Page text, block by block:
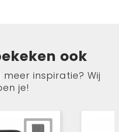
ook
inspiratie? Wij
je!